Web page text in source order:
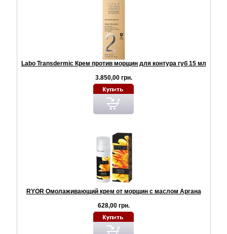
Labo Transdermic Крем против морщин для контура губ 15 мл
3.850,00 грн.
RYOR Омолаживающий крем от морщин с маслом Аргана
628,00 грн.